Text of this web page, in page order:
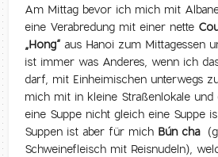
Am Mittag bevor ich mich mit
eine Verabredung mit einer nette
„Hong“ aus Hanoi zum Mittagessen
ist immer was Anderes, wenn ich
darf, mit Einheimischen unterwegs
mich mit in kleine Straßenlokale
eine Suppe nicht gleich eine Suppe
Suppen ist aber für mich Bún cha
Schweinefleisch mit Reisnudeln),